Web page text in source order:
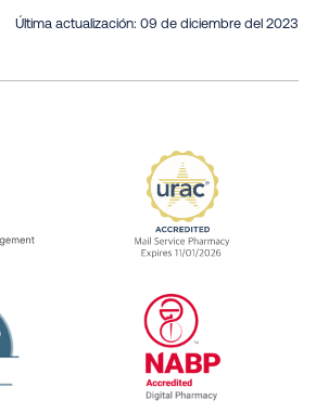
Última actualización: 09 de diciembre del 2023
Accredited Pharmacy Benefit
URAC